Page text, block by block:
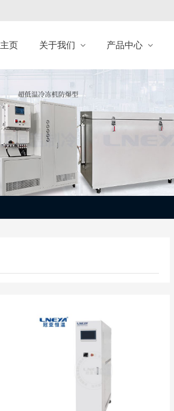
主页 关于我们 产品中心